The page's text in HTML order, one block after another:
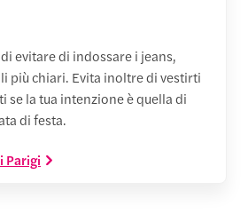
evitare di indossare i jeans,
più chiari. Evita inoltre di vestirti
se la tua intenzione è quella di
di festa.
Parigi